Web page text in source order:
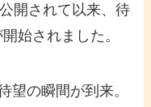
開されて以来、待
始されました。
望の瞬間が到来。